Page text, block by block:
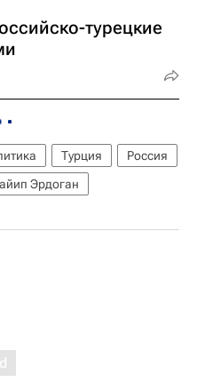
турецкие
Турция
Россия
Эрдоган